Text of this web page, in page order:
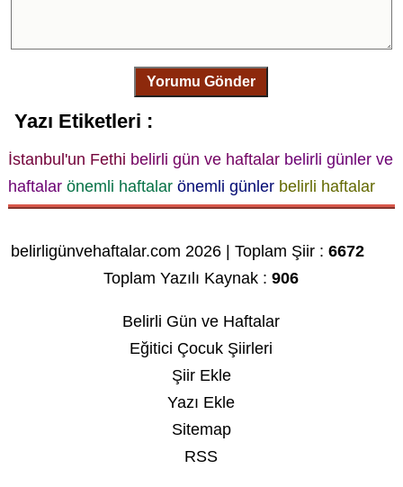
Yorumu Gönder
Yazı Etiketleri :
İstanbul'un Fethi belirli gün ve haftalar belirli günler ve
haftalar önemli haftalar önemli günler belirli haftalar
belirligünvehaftalar.com 2026 | Toplam Şiir :6672
Toplam Yazılı Kaynak :906
Belirli Gün ve Haftalar
Eğitici Çocuk Şiirleri
Şiir Ekle
Yazı Ekle
Sitemap
RSS